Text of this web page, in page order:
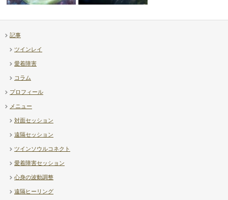
座について
記事
ツインレイ
愛着障害
コラム
プロフィール
メニュー
対面セッション
遠隔セッション
ツインソウルコネクト
愛着障害セッション
心身の波動調整
遠隔ヒーリング